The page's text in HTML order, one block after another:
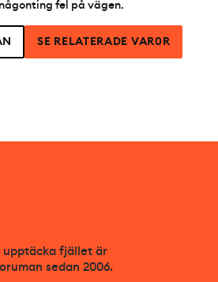
fel på vägen.
SE RELATERADE VAR0R
fjället är
sedan 2006.